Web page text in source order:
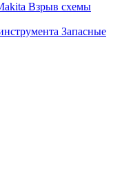
Взрыв схемы
Запасные